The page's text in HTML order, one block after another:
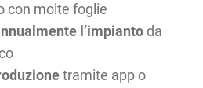
con molte foglie
l’impianto da
tramite app o